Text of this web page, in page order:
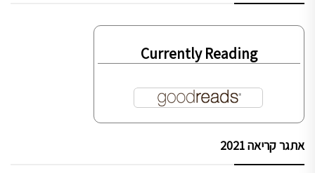
Currently Reading
אתגר קריאה 2021